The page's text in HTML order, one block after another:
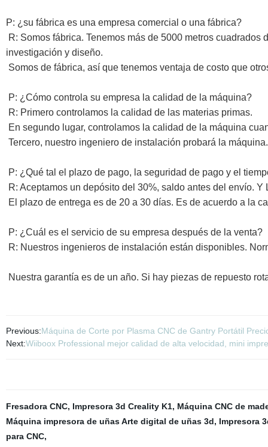
P: ¿su fábrica es una empresa comercial o una fábrica?
R: Somos fábrica. Tenemos más de 5000 metros
investigación y diseño.
Somos de fábrica, así que tenemos ventaja de costo que
P: ¿Cómo controla su empresa la calidad de la máquina?
R: Primero controlamos la calidad de las materias primas.
En segundo lugar, controlamos la calidad de la máquina
Tercero, nuestro ingeniero de instalación probará la
P: ¿Qué tal el plazo de pago, la seguridad de pago y el
R: Aceptamos un depósito del 30%, saldo antes del envío.
El plazo de entrega es de 20 a 30 días. Es de acuerdo a la
P: ¿Cuál es el servicio de su empresa después de la venta?
R: Nuestros ingenieros de instalación están disponibles.
Nuestra garantía es de un año. Si hay piezas de repuesto
Previous:Máquina de Corte por Plasma CNC de Gantry Portátil
Next:Wiiboox Professional mejor calidad de alta velocidad, mini
Fresadora CNC, Impresora 3d Creality K1, Máquina CNC de
Máquina impresora de uñas Arte digital de uñas 3d, Impresora
para CNC,